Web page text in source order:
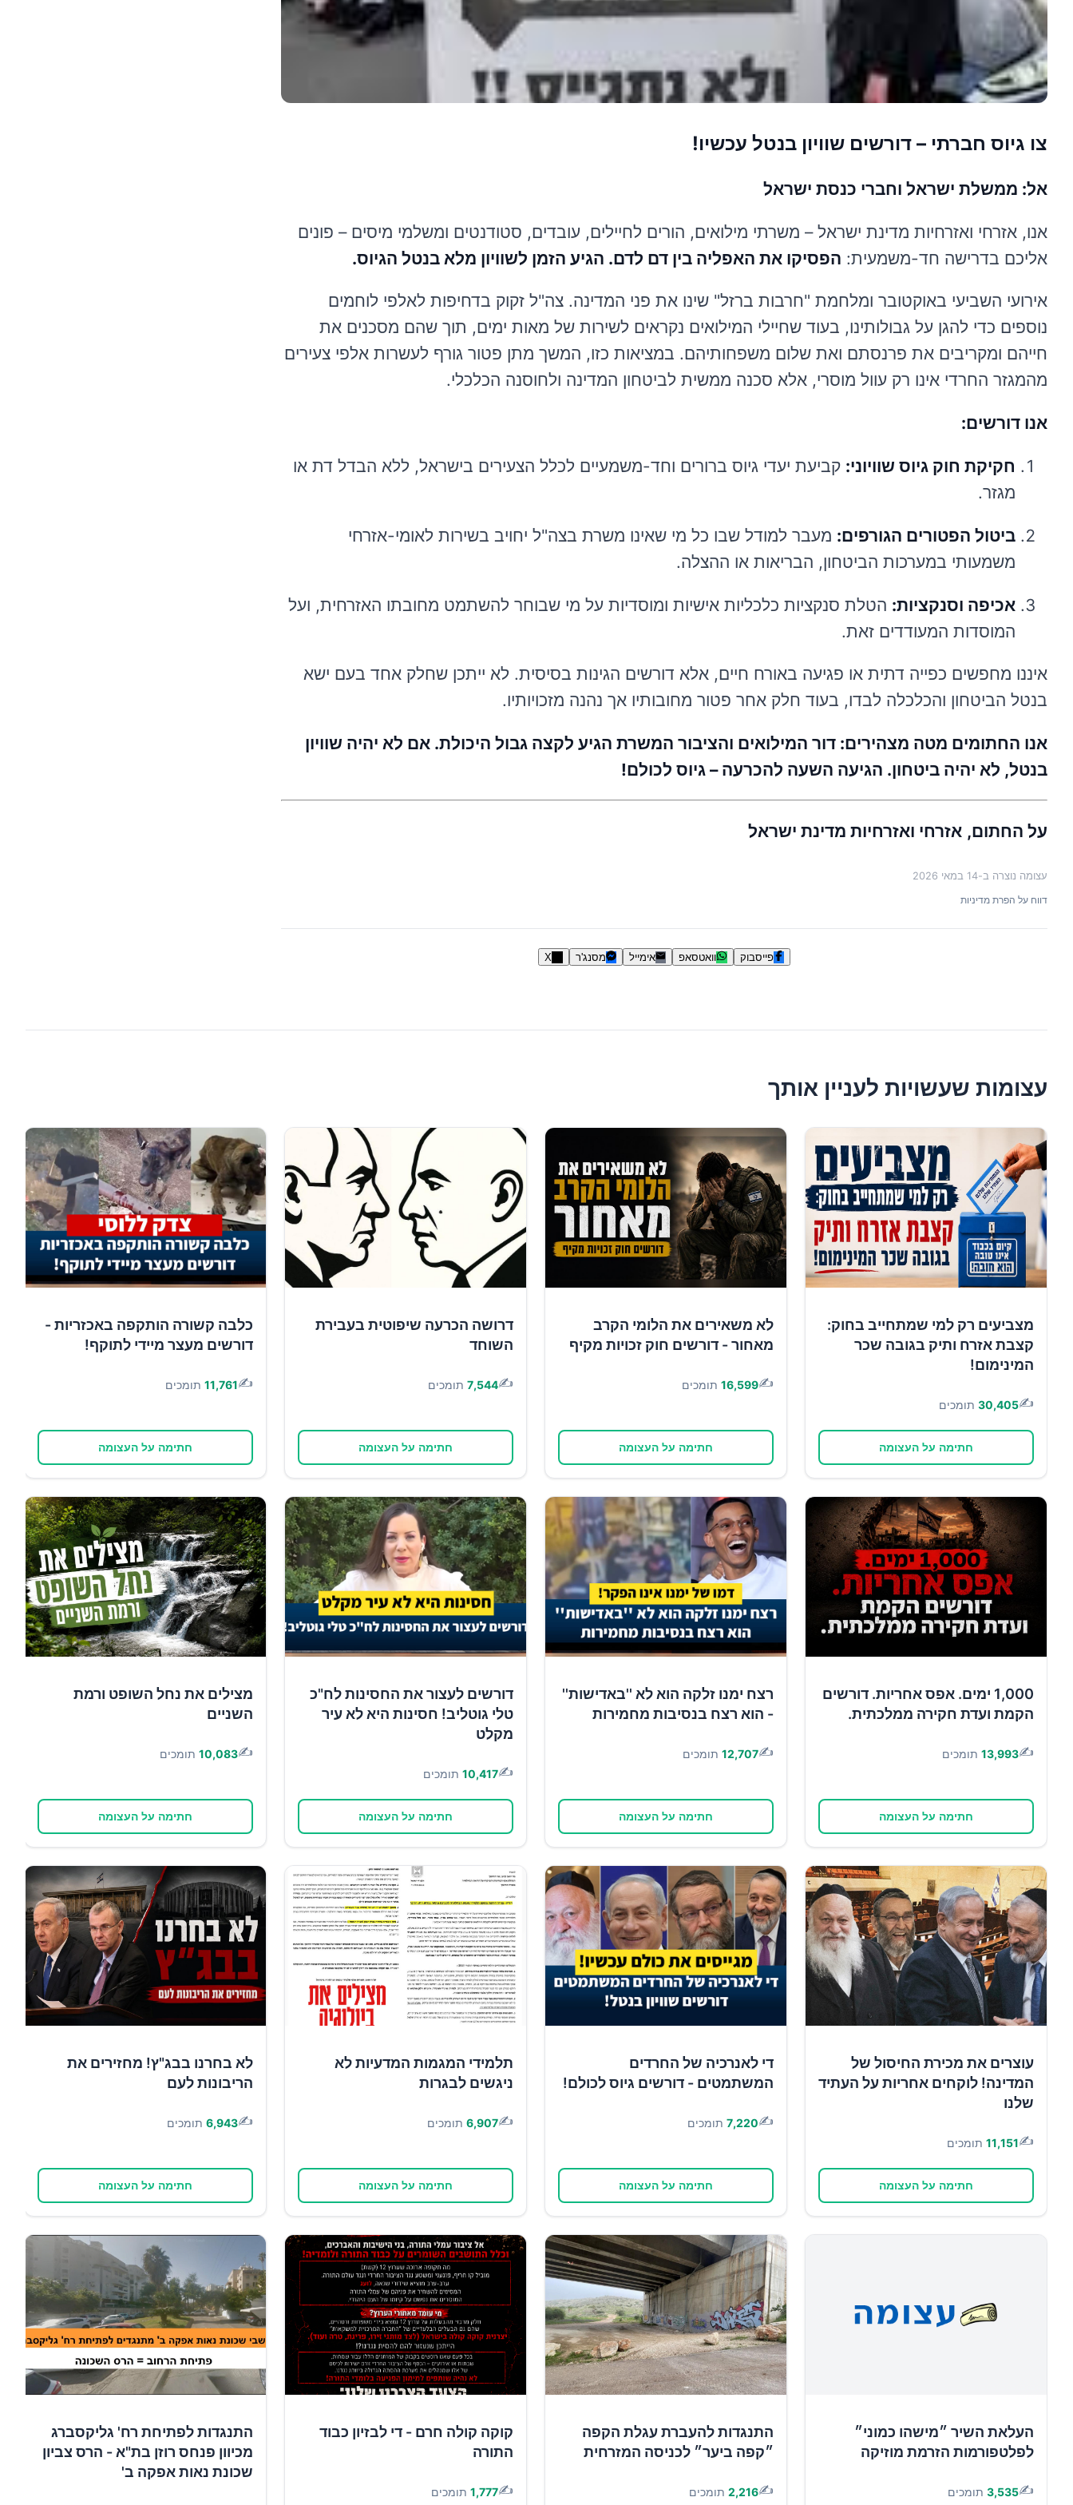
צו גיוס חברתי – דורשים שוויון בנטל עכשיו!
אל: ממשלת ישראל וחברי כנסת ישראל
אנו, אזרחי ואזרחיות מדינת ישראל – משרתי מילואים, הורים לחיילים, עובדים, סטודנטים ומשלמי מיסים – פונים
אליכם בדרישה חד-משמעית: הפסיקו את האפליה בין דם לדם. הגיע הזמן לשוויון מלא בנטל הגיוס.
אירועי השביעי באוקטובר ומלחמת "חרבות ברזל" שינו את פני המדינה. צה"ל זקוק בדחיפות לאלפי לוחמים
נוספים כדי להגן על גבולותינו, בעוד שחיילי המילואים נקראים לשירות של מאות ימים, תוך שהם מסכנים את
חייהם ומקריבים את פרנסתם ואת שלום משפחותיהם. במציאות כזו, המשך מתן פטור גורף לעשרות אלפי צעירים
מהמגזר החרדי אינו רק עוול מוסרי, אלא סכנה ממשית לביטחון המדינה ולחוסנה הכלכלי.
אנו דורשים:
חקיקת חוק גיוס שוויוני: קביעת יעדי גיוס ברורים וחד-משמעיים לכלל הצעירים בישראל, ללא הבדל דת או
מגזר.
ביטול הפטורים הגורפים: מעבר למודל שבו כל מי שאינו משרת בצה"ל יחויב בשירות לאומי-אזרחי
משמעותי במערכות הביטחון, הבריאות או ההצלה.
אכיפה וסנקציות: הטלת סנקציות כלכליות אישיות ומוסדיות על מי שבוחר להשתמט מחובתו האזרחית, ועל
המוסדות המעודדים זאת.
איננו מחפשים כפייה דתית או פגיעה באורח חיים, אלא דורשים הגינות בסיסית. לא ייתכן שחלק אחד בעם ישא
בנטל הביטחון והכלכלה לבדו, בעוד חלק אחר פטור מחובותיו אך נהנה מזכויותיו.
אנו החתומים מטה מצהירים: דור המילואים והציבור המשרת הגיע לקצה גבול היכולת. אם לא יהיה שוויון
בנטל, לא יהיה ביטחון. הגיעה השעה להכרעה – גיוס לכולם!
על החתום, אזרחי ואזרחיות מדינת ישראל
עצומה נוצרה ב-14 במאי 2026
דווח על הפרת מדיניות
פייסבוק וואטסאפ אימייל מסנג'ר X
עצומות שעשויות לעניין אותך
מצביעים רק למי שמתחייב בחוק:
קצבת אזרח ותיק בגובה שכר
המינימום!
✍️
30,405 תומכים
חתימה על העצומה
לא משאירים את הלומי הקרב
מאחור - דורשים חוק זכויות מקיף
✍️
16,599 תומכים
חתימה על העצומה
דרושה הכרעה שיפוטית בעבירת
השוחד
✍️
7,544 תומכים
חתימה על העצומה
כלבה קשורה הותקפה באכזריות -
דורשים מעצר מיידי לתוקף!
✍️
11,761 תומכים
חתימה על העצומה
1,000 ימים. אפס אחריות. דורשים
הקמת ועדת חקירה ממלכתית.
✍️
13,993 תומכים
חתימה על העצומה
רצח ימנו זלקה הוא לא ''באדישות''
- הוא רצח בנסיבות מחמירות
✍️
12,707 תומכים
חתימה על העצומה
דורשים לעצור את החסינות לח"כ
טלי גוטליב! חסינות היא לא עיר
מקלט
✍️
10,417 תומכים
חתימה על העצומה
מצילים את נחל השופט ורמת
השניים
✍️
10,083 תומכים
חתימה על העצומה
עוצרים את מכירת החיסול של
המדינה! לוקחים אחריות על העתיד
שלנו
✍️
11,151 תומכים
חתימה על העצומה
די לאנרכיה של החרדים
המשתמטים - דורשים גיוס לכולם!
✍️
7,220 תומכים
חתימה על העצומה
תלמידי המגמות המדעיות לא
ניגשים לבגרות
✍️
6,907 תומכים
חתימה על העצומה
לא בחרנו בבג"ץ! מחזירים את
הריבונות לעם
✍️
6,943 תומכים
חתימה על העצומה
העלאת השיר ״מישהו כמוני״
לפלטפורמות הזרמת מוזיקה
✍️
3,535 תומכים
התנגדות להעברת עגלת הקפה
״קפה ביער״ לכניסה המזרחית
✍️
2,216 תומכים
קוקה קולה חרם - די לבזיון כבוד
התורה
✍️
1,777 תומכים
התנגדות לפתיחת רח' גליקסברג
מכיוון פנחס רוזן בת"א - הרס צביון
שכונת נאות אפקה ב'